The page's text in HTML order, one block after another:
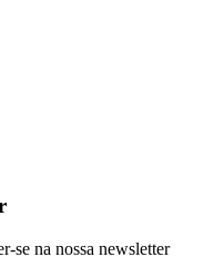
se na nossa newsletter